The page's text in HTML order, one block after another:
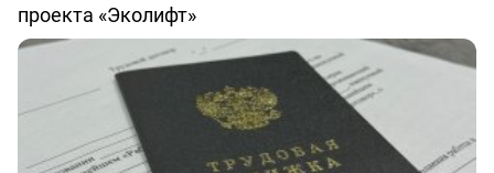
проекта «Эколифт»